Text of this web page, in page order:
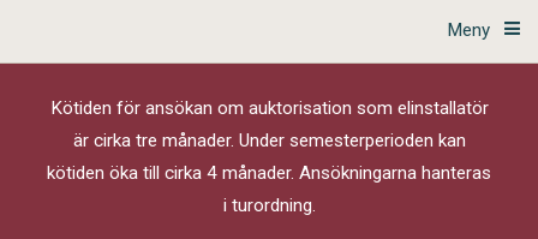
Meny
Kötiden för ansökan om auktorisation som elinstallatör
är cirka tre månader. Under semesterperioden kan
kötiden öka till cirka 4 månader. Ansökningarna hanteras
i turordning.